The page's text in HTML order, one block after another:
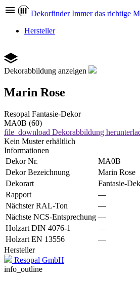
Dekorfinder Immer das richtige
Hersteller
Dekorabbildung anzeigen
Marin Rose
Resopal Fantasie-Dekor
MA0B (60)
file_download Dekorabbildung
Kein Muster erhältlich
Informationen
Dekor Nr.
MA0B
Dekor Bezeichnung
Marin Rose
Dekorart
Fantasie-
Rapport
—
Nächster RAL-Ton
—
Nächste NCS-Entsprechung —
Holzart DIN 4076-1
—
Holzart EN 13556
—
Hersteller
Resopal GmbH
info_outline